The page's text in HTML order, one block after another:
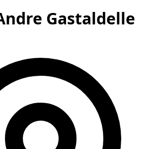
Gastaldelle